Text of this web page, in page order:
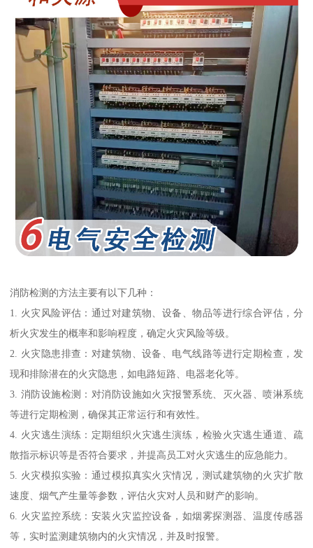
消防检测的方法主要有以下几种：
1. 火灾风险评估：通过对建筑物、设备、物品等进行综合评估，分
析火灾发生的概率和影响程度，确定火灾风险等级。
2. 火灾隐患排查：对建筑物、设备、电气线路等进行定期检查，发
现和排除潜在的火灾隐患，如电路短路、电器老化等。
3. 消防设施检测：对消防设施如火灾报警系统、灭火器、喷淋系统
等进行定期检测，确保其正常运行和有效性。
4. 火灾逃生演练：定期组织火灾逃生演练，检验火灾逃生通道、疏
散指示标识等是否符合要求，并提高员工对火灾逃生的应急能力。
5. 火灾模拟实验：通过模拟真实火灾情况，测试建筑物的火灾扩散
速度、烟气产生量等参数，评估火灾对人员和财产的影响。
6. 火灾监控系统：安装火灾监控设备，如烟雾探测器、温度传感器
等，实时监测建筑物内的火灾情况，并及时报警。